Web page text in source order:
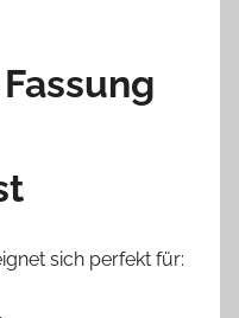
sich perfekt für: